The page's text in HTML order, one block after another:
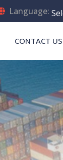
Language:
CONTACT US